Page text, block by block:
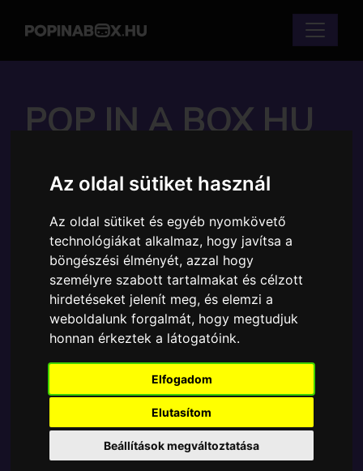
Az oldal sütiket használ
Az oldal sütiket és egyéb nyomkövető
technológiákat alkalmaz, hogy javítsa a
böngészési élményét, azzal hogy
személyre szabott tartalmakat és célzott
hirdetéseket jelenít meg, és elemzi a
weboldalunk forgalmát, hogy megtudjuk
honnan érkeztek a látogatóink.
Elfogadom
Elutasítom
Beállítások megváltoztatása
POP IN A BOX HU
FUNKO POP - NFL -
NFL RAIDERS JOSH
JACOBS FIGURA
Márka: Funko
Cikkszám:889698574082
Elérhetőség:Készlethiány
Ára:5790 Ft
A Funko POP - NFL egyik népszerű terméke a Funko
POP - NFL - NFL Raiders Josh Jacobs figura, amely
ablakos csomagolásban azaz - POP In a Box - várja
új gazdáját.
A termék sajnos nem elérhető, nézd meg